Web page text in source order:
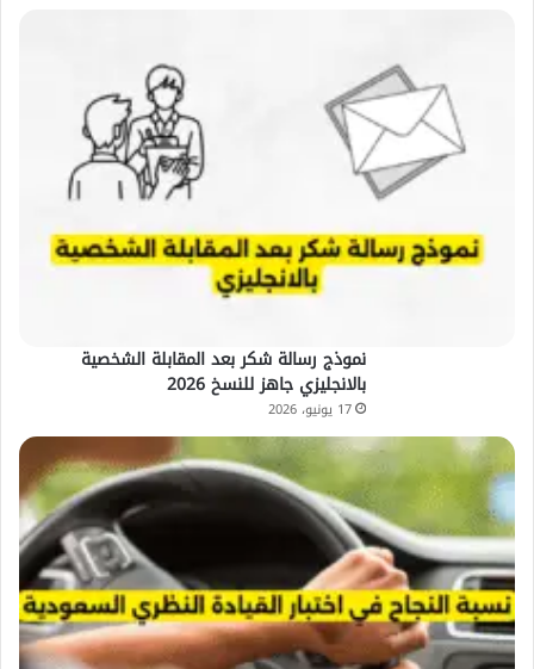
نموذج رسالة شكر بعد المقابلة الشخصية
بالانجليزي جاهز للنسخ 2026
17 يونيو، 2026